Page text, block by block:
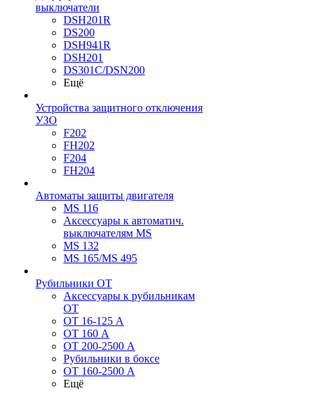
выключатели
DSH201R
DS200
DSH941R
DSH201
DS301C/DSN200
Ещё
Устройства защитного отключения
УЗО
F202
FH202
F204
FH204
Автоматы защиты двигателя
MS 116
Аксессуары к автоматич.
выключателям MS
MS 132
MS 165/MS 495
Рубильники ОТ
Аксессуары к рубильникам
OT
OT 16-125 А
OT 160 А
OT 200-2500 А
Рубильники в боксе
OT 160-2500 А
Ещё